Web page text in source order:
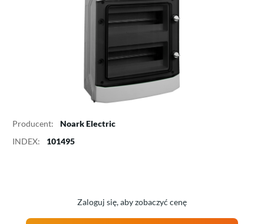
Producent:
Noark Electric
INDEX:
101495
Zaloguj się, aby zobaczyć cenę